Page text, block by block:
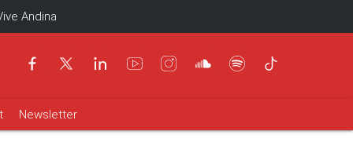
Andina
Newsletter